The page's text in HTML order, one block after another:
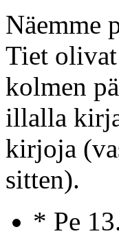
Näemme
Tiet olivat
kolmen
illalla
kirjoja
sitten).
* Pe